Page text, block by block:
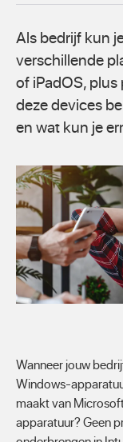
Als bedrijf kun
verschillende
of iPadOS,
deze devices
en wat kun je
Wanneer jouw
Windows-
maakt van
apparatuur? Geen